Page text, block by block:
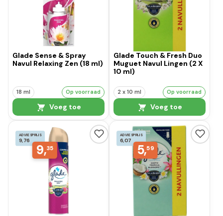
Glade Sense & Spray
Navul Relaxing Zen (18 ml)
18 ml Op voorraad
Voeg toe
Glade Touch & Fresh Duo
Muguet Navul Lingen (2 X
10 ml)
2 x 10 ml Op voorraad
Voeg toe
ADVIESPRIJS
9,76
9,35
ADVIESPRIJS
6,07
5,59